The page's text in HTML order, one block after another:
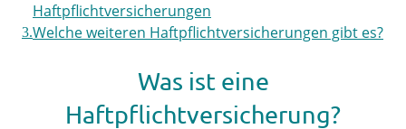
Haftpflichtversicherungen
Welche weiteren Haftpflichtversicherungen gibt es?
Was ist eine
Haftpflichtversicherung?